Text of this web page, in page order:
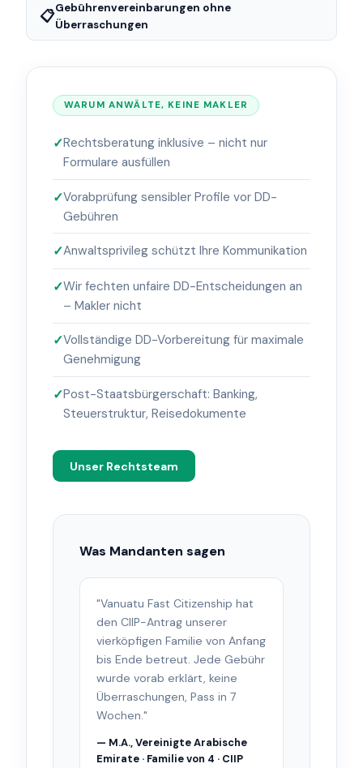
📋Gebührenvereinbarungen ohne
Überraschungen
WARUM ANWÄLTE, KEINE MAKLER
Rechtsberatung inklusive – nicht nur
Formulare ausfüllen
Vorabprüfung sensibler Profile vor DD-
Gebühren
Anwaltsprivileg schützt Ihre Kommunikation
Wir fechten unfaire DD-Entscheidungen an
– Makler nicht
Vollständige DD-Vorbereitung für maximale
Genehmigung
Post-Staatsbürgerschaft: Banking,
Steuerstruktur, Reisedokumente
Unser Rechtsteam
Was Mandanten sagen
"Vanuatu Fast Citizenship hat
den CIIP-Antrag unserer
vierköpfigen Familie von Anfang
bis Ende betreut. Jede Gebühr
wurde vorab erklärt, keine
Überraschungen, Pass in 7
Wochen."
— M.A., Vereinigte Arabische
Emirate · Familie von 4 · CIIP